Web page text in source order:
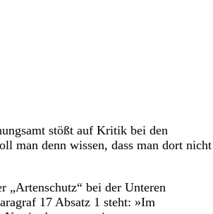
stößt auf Kritik bei den
man denn wissen, dass man dort nicht
„Artenschutz“ bei der Unteren
17 Absatz 1 steht: »Im